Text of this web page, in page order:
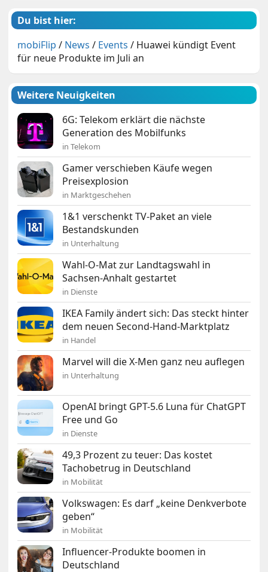
Du bist hier:
mobiFlip / News / Events / Huawei kündigt Event
für neue Produkte im Juli an
Weitere Neuigkeiten
6G: Telekom erklärt die nächste
Generation des Mobilfunks
in Telekom
Gamer verschieben Käufe wegen
Preisexplosion
in Marktgeschehen
1&1 verschenkt TV-Paket an viele
Bestandskunden
in Unterhaltung
Wahl-O-Mat zur Landtagswahl in
Sachsen-Anhalt gestartet
in Dienste
IKEA Family ändert sich: Das steckt hinter
dem neuen Second-Hand-Marktplatz
in Handel
Marvel will die X-Men ganz neu auflegen
in Unterhaltung
OpenAI bringt GPT-5.6 Luna für ChatGPT
Free und Go
in Dienste
49,3 Prozent zu teuer: Das kostet
Tachobetrug in Deutschland
in Mobilität
Volkswagen: Es darf „keine Denkverbote
geben“
in Mobilität
Influencer-Produkte boomen in
Deutschland